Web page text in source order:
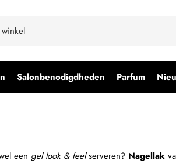
Salonbenodigdheden Parfum
een gel look & feelserveren? Nagellak